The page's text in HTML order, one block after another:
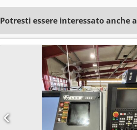
Potresti essere interessato anche